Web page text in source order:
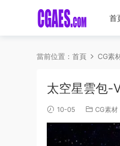
首
當前位置： 首頁 CG素
太空星雲包-
10-05 CG素材